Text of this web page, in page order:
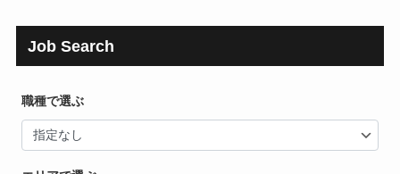
Job Search
職種で選ぶ